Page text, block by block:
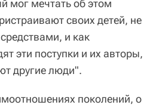
мог мечтать об этом
своих детей, не
и как
эти поступки и их авторы,
другие люди".
поколений, о